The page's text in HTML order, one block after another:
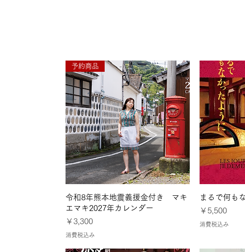
クイックビュー
予約商品
令和8年熊本地震義援金付き マキ
エマキ2027年カレンダー
価格
￥3,300
消費税込み
まるで何も
価格
￥5,500
消費税込み
8月8日の配信アーカイブ